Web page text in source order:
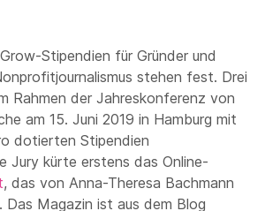
Stipendien für Gründer und
stehen fest. Drei
Rahmen der Jahreskonferenz von
am 15. Juni 2019 in Hamburg mit
dotierten Stipendien
Jury kürte erstens das Online-
, das von Anna-Theresa Bachmann
Magazin ist aus dem Blog